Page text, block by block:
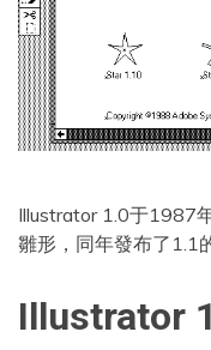
Illustrator 1.0于1987
雛形，同年發布了1.1
Illustrator